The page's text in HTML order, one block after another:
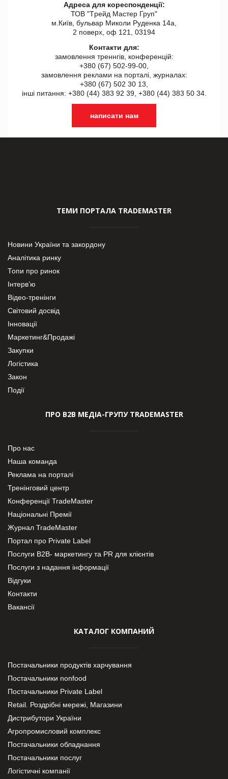
Адреса для кореспонденції:
ТОВ "Tрейд Мастер Груп"
м.Київ, бульвар Миколи Руденка 14а,
2 поверх, оф 121, 03194
Контакти для:
замовлення треннгів, конференцій:
+380 (67) 502-99-00,
замовлення реклами на порталі, журналах:
+380 (67) 502 30 13,
інші питання: +380 (44) 383 92 39, +380 (44) 383 50 34.
написати нам
ТЕМИ ПОРТАЛА TRADEMASTER
Новини України та закордону
Аналітика ринку
Топи про ринок
Інтерв’ю
Відео-тренінги
Світовий досвід
Інновації
Маркетинг&Продажі
Закупки
Логістика
Закон
Події
ПРО В2В МЕДІА-ГРУПУ TRADEMASTER
Про нас
Наша команда
Реклама на порталі
Тренінговий центр
Конференції TradeMaster
Національні Премії
Журнал TradeMaster
Портал про Private Label
Послуги В2В- маркетингу та PR для клієнтів
Послуги з надання інформації
Відгуки
Контакти
Вакансії
КАТАЛОГ КОМПАНИЙ
Постачальники продуктів харчування
Постачальники nonfood
Постачальники Private Label
Retail. Роздрібні мережі, Магазини
Дистрибутори України
Агропромисловий комплекс
Постачальники обладнання
Постачальники послуг
Логістичні компанії